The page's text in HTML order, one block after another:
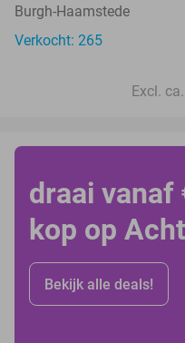
Burgh-Haamstede
Verkocht: 265
Excl.
draai vanaf
kop op
Bekijk alle deals!